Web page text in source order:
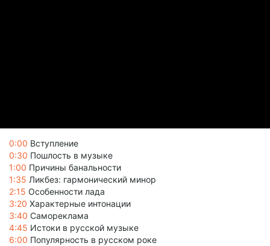
0:00 Вступление
0:30 Пошлость в музыке
1:00 Причины банальности
1:35 Ликбез: гармонический минор
2:15 Особенности лада
3:20 Характерные интонации
3:40 Самореклама
4:45 Истоки в русской музыке
6:00 Популярность в русском роке